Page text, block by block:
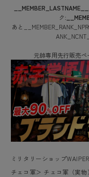
__MEMBER_LASTNAME__
ク:
あと
元帥専用先行販売ペ
ミリタリーショップ
チェコ軍＞ チェコ軍（実物）